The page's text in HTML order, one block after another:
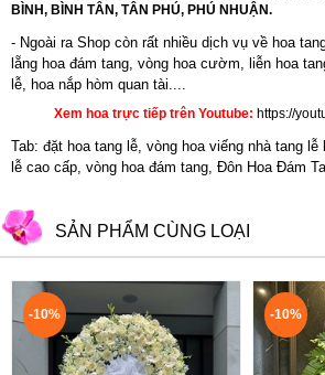
BÌNH, BÌNH TÂN, TÂN PHÚ, PHÚ NHUẬN.
- Ngoài ra Shop còn rất nhiều dịch vụ về hoa
lẵng hoa đám tang, vòng hoa cườm, liễn hoa
lễ, hoa nắp hòm quan tài....
Xem hoa trực tiếp trên Youtube: https://
Tab: đặt hoa tang lễ, vòng hoa viếng nhà tang
lễ cao cấp, vòng hoa đám tang, Đôn Hoa Đám
SẢN PHẨM CÙNG LOẠI
-10% -10%